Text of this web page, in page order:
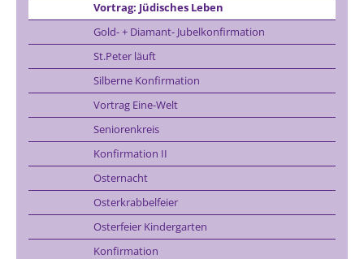
Vortrag: Jüdisches Leben
Gold- + Diamant- Jubelkonfirmation
St.Peter läuft
Silberne Konfirmation
Vortrag Eine-Welt
Seniorenkreis
Konfirmation II
Osternacht
Osterkrabbelfeier
Osterfeier Kindergarten
Konfirmation